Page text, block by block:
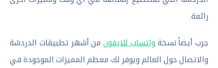
رائعة.
جرب أيضاً نسخة واتساب للايفون من أشهر تطبيقات الدردشة
والاتصال حول العالم ويوفر لك معظم المميزات الموجودة في